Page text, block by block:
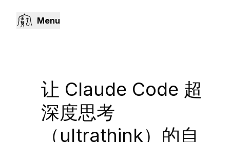
Menu
让 Claude Code 超
深度思考
（ultrathink）的自